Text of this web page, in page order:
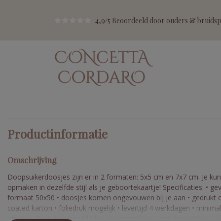
4,9/5 Beoordeeld door ouders &
Productinformatie
Omschrijving
Doopsuikerdoosjes zijn er in 2 formaten: 5x5 cm en 7x7 cm. Je
opmaken in dezelfde stijl als je geboortekaartje! Specificaties: •
formaat 50x50 • doosjes komen ongevouwen bij je aan • gedrukt
coated karton • foliedruk mogelijk • levertijd 4 werkdagen •
afname 10 stuks • proefdruk is niet mogelijk • eigen bestanden